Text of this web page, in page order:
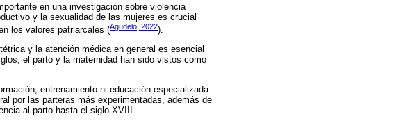
en una investigación sobre violencia
y la sexualidad de las mujeres es crucial
los valores patriarcales (Agudelo, 2022).
y la atención médica en general es esencial
el parto y la maternidad han sido vistos como
entrenamiento ni educación especializada.
por las parteras más experimentadas, además de
al parto hasta el siglo XVIII.